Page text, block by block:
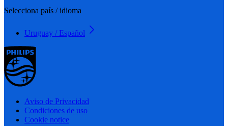
Selecciona país / idioma
Uruguay / Español
Aviso de Privacidad
Condiciones de uso
Cookie notice